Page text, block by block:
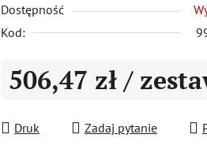
Dostępność
Kod:
506,47 zł /
Druk
Zadaj pytanie